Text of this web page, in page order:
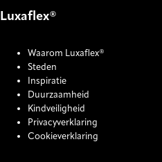
Luxaflex®
Waarom Luxaflex®
Steden
Inspiratie
Duurzaamheid
Kindveiligheid
Privacyverklaring
Cookieverklaring